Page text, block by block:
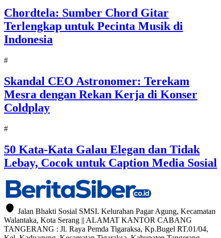
Chordtela: Sumber Chord Gitar
Terlengkap untuk Pecinta Musik di
Indonesia
#
Skandal CEO Astronomer: Terekam
Mesra dengan Rekan Kerja di Konser
Coldplay
#
50 Kata-Kata Galau Elegan dan Tidak
Lebay, Cocok untuk Caption Media Sosial
Jalan Bhakti Sosial SMSI. Kelurahan Pagar Agung, Kecamatan
Walantaka, Kota Serang || ALAMAT KANTOR CABANG
TANGERANG : Jl. Raya Pemda Tigaraksa, Kp.Bugel RT.01/04,